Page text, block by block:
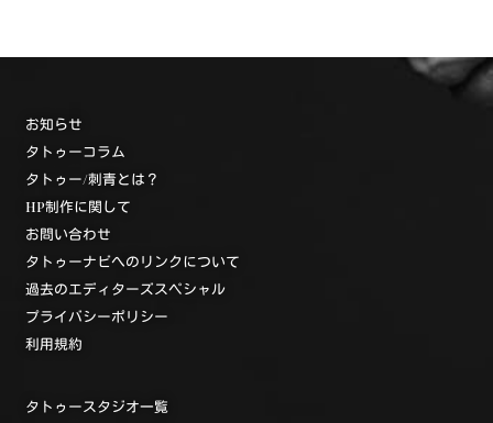
お知らせ
タトゥーコラム
タトゥー/刺青とは？
HP制作に関して
お問い合わせ
タトゥーナビへのリンクについて
過去のエディターズスペシャル
プライバシーポリシー
利用規約
タトゥースタジオ一覧